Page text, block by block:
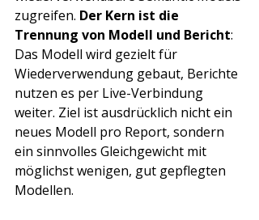
zugreifen. Der Kern ist die
Trennung von Modell und Bericht:
Das Modell wird gezielt für
Wiederverwendung gebaut, Berichte
nutzen es per Live-Verbindung
weiter. Ziel ist ausdrücklich nicht ein
neues Modell pro Report, sondern
ein sinnvolles Gleichgewicht mit
möglichst wenigen, gut gepflegten
Modellen.